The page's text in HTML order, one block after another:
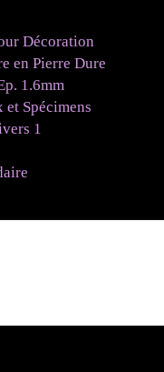
Décoration
en Pierre Dure
1.6mm
Spécimens
1